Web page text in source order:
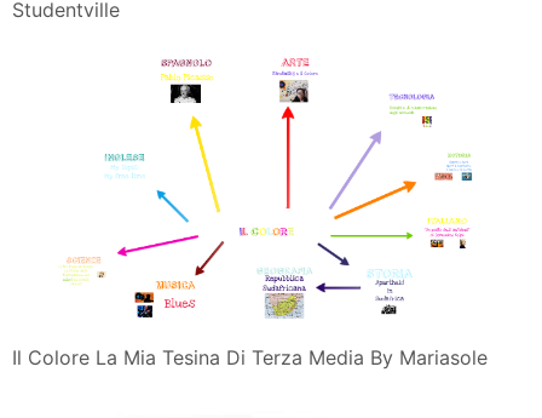
Studentville
Il Colore La Mia Tesina Di Terza Media By Mariasole